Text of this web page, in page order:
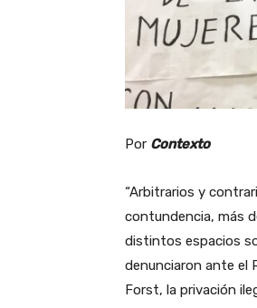
Por Contexto
“Arbitrarios y
contundencia, más
distintos espacios
denunciaron ante el
Forst, la privación